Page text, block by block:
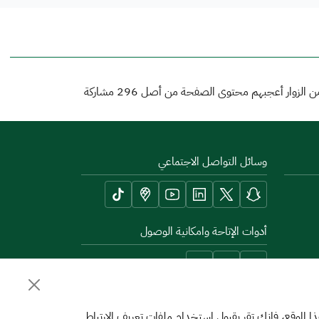
الزوار أعجبهم محتوى الصفحة من أصل 296 مشاركة
وسائل التواصل الاجتماعي
أدوات الإتاحة وامكانية الوصول